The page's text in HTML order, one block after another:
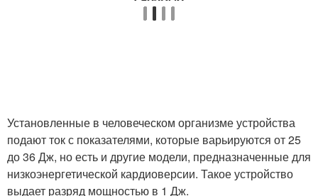
Установленные в человеческом организме устройства
подают ток с показателями, которые варьируются от 25
до 36 Дж, но есть и другие модели, предназначенные для
низкоэнергетической кардиоверсии. Такое устройство
выдает разряд мощностью в 1 Дж.